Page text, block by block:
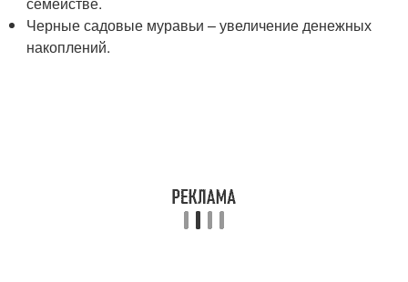
Черные садовые муравьи – увеличение денежных
накоплений.